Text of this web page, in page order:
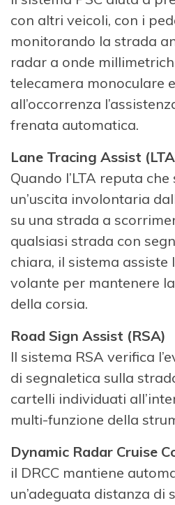
con altri veicoli, con i
monitorando la strada
radar a onde
telecamera monoculare
all’occorrenza
frenata automatica.
Lane Tracing Assist
Quando l’LTA reputa
un’uscita involontaria
su una strada a
qualsiasi strada con
chiara, il sistema assiste
volante per mantenere
della corsia.
Road Sign Assist (RSA)
Il sistema RSA verifica
di segnaletica sulla
cartelli individuati
multi-funzione della
Dynamic Radar Cruise
il DRCC mantiene
un’adeguata distanza di